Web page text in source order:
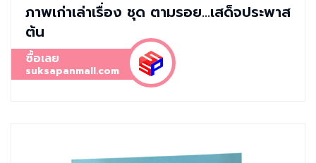
ภาพเก่าเล่าเรื่อง ชุด ตามรอย...เสด็จประพาส
ต้น
ซื้อเลย
suksapanmall.com